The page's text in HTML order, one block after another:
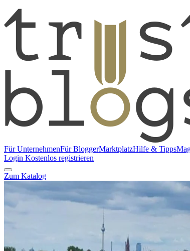
Für UnternehmenFür BloggerMarktplatzHilfe & Tipps
Login Kostenlos registrieren
Zum Katalog